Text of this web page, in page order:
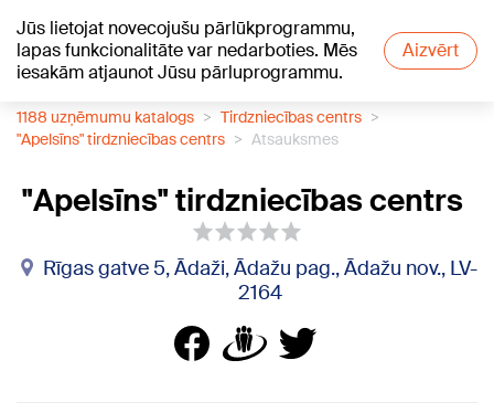
Jūs lietojat novecojušu pārlūkprogrammu,
lapas funkcionalitāte var nedarboties. Mēs
iesakām atjaunot Jūsu pārluprogrammu.
Aizvērt
+15°C
1188 uzņēmumu katalogs
Tirdzniecības centrs
"Apelsīns" tirdzniecības centrs
Atsauksmes
"Apelsīns" tirdzniecības centrs
Rīgas gatve 5, Ādaži, Ādažu pag., Ādažu nov., LV-
2164